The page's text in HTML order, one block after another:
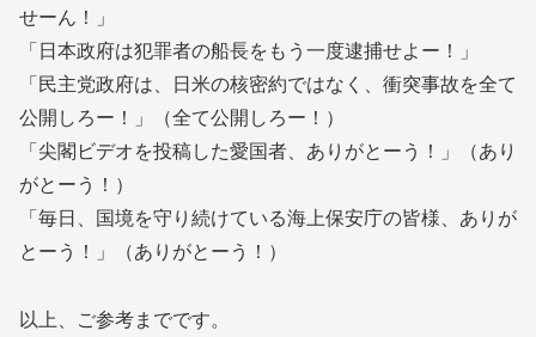
せーん！」
「日本政府は犯罪者の船長をもう一度逮捕せよー！」
「民主党政府は、日米の核密約ではなく、衝突事故を全て
公開しろー！」（全て公開しろー！）
「尖閣ビデオを投稿した愛国者、ありがとーう！」（あり
がとーう！）
「毎日、国境を守り続けている海上保安庁の皆様、ありが
とーう！」（ありがとーう！）
以上、ご参考までです。